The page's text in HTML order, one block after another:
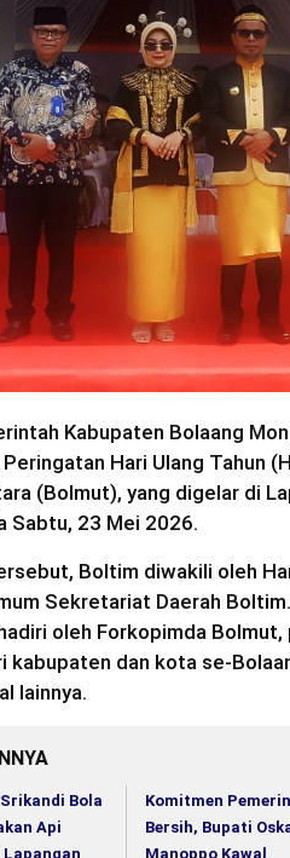
Kabupaten Bolaang
Hari Ulang Tahun
(Bolmut), yang digelar di
Sabtu, 23 Mei 2026.
Boltim diwakili oleh
Sekretariat Daerah
oleh Forkopimda
kabupaten dan kota se-
lainnya.
Srikandi Bola
Api
Komitmen
Bersih, Bupati
Manoppo Kawal